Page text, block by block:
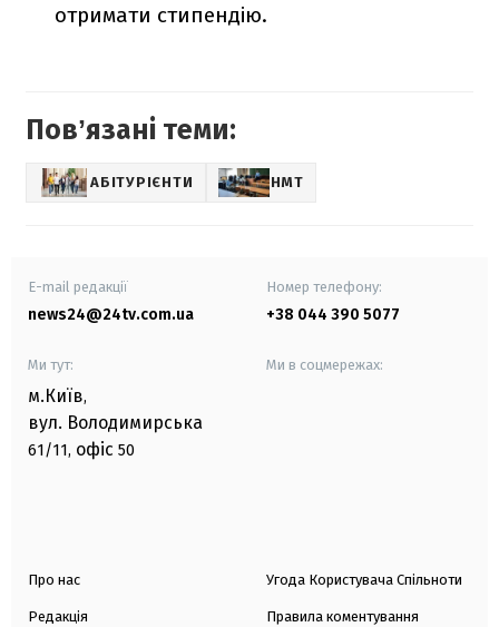
отримати стипендію.
Повʼязані теми:
АБІТУРІЄНТИ НМТ
E-mail редакції
news24@24tv.com.ua
Номер телефону:
+38 044 390 5077
Ми тут:
м.Київ,
вул. Володимирська
61/11, офіс 50
Ми в соцмережах:
Про нас
Редакція
Угода Користувача Спільноти
Правила коментування